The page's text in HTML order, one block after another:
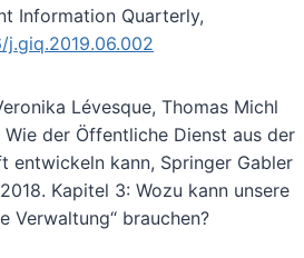
Information Quarterly,
j.giq.2019.06.002
Lévesque, Thomas Michl
Wie der Öffentliche Dienst aus der
entwickeln kann, Springer Gabler
Kapitel 3: Wozu kann unsere
Verwaltung“ brauchen?